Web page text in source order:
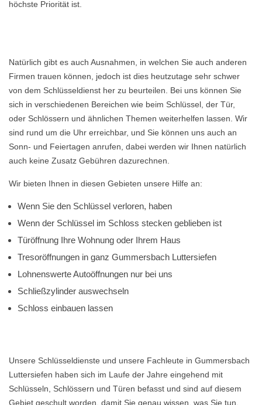
höchste Priorität ist.
Natürlich gibt es auch Ausnahmen, in welchen Sie auch anderen
Firmen trauen können, jedoch ist dies heutzutage sehr schwer
von dem Schlüsseldienst her zu beurteilen. Bei uns können Sie
sich in verschiedenen Bereichen wie beim Schlüssel, der Tür,
oder Schlössern und ähnlichen Themen weiterhelfen lassen. Wir
sind rund um die Uhr erreichbar, und Sie können uns auch an
Sonn- und Feiertagen anrufen, dabei werden wir Ihnen natürlich
auch keine Zusatz Gebühren dazurechnen.
Wir bieten Ihnen in diesen Gebieten unsere Hilfe an:
Wenn Sie den Schlüssel verloren, haben
Wenn der Schlüssel im Schloss stecken geblieben ist
Türöffnung Ihre Wohnung oder Ihrem Haus
Tresoröffnungen in ganz Gummersbach Luttersiefen
Lohnenswerte Autoöffnungen nur bei uns
Schließzylinder auswechseln
Schloss einbauen lassen
Unsere Schlüsseldienste und unsere Fachleute in Gummersbach
Luttersiefen haben sich im Laufe der Jahre eingehend mit
Schlüsseln, Schlössern und Türen befasst und sind auf diesem
Gebiet geschult worden, damit Sie genau wissen, was Sie tun.